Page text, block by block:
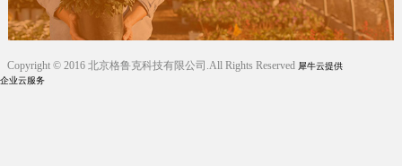
Copyright © 2016 北京格鲁克科技有限公司.All Rights Reserved 犀牛云提供
企业云服务